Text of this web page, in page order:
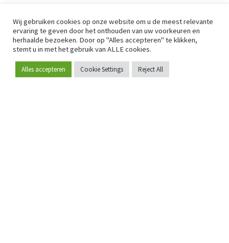
Word lid
Wij gebruiken cookies op onze website om u de meest relevante
ervaring te geven door het onthouden van uw voorkeuren en
herhaalde bezoeken. Door op "Alles accepteren" te klikken,
stemt u in met het gebruik van ALLE cookies.
Alles accepteren Cookie Settings Reject All